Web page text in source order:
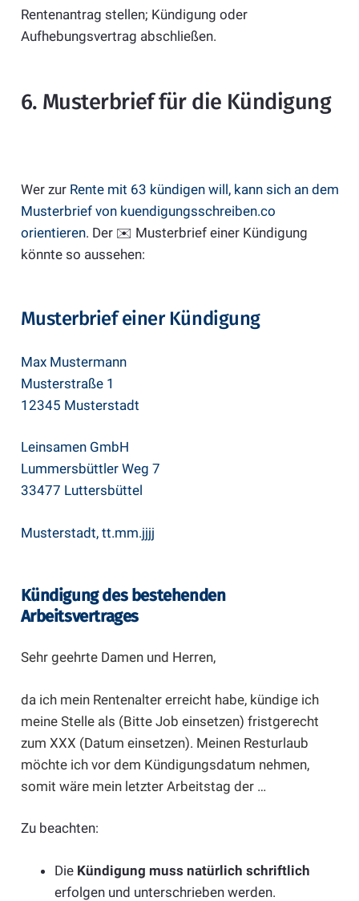
Rentenantrag stellen; Kündigung oder
Aufhebungsvertrag abschließen.
6. Musterbrief für die Kündigung
Wer zur Rente mit 63 kündigen will, kann sich an dem
Musterbrief von kuendigungsschreiben.co
orientieren. Der ✉️ Musterbrief einer Kündigung
könnte so aussehen:
Musterbrief einer Kündigung
Max Mustermann
Musterstraße 1
12345 Musterstadt
Leinsamen GmbH
Lummersbüttler Weg 7
33477 Luttersbüttel
Musterstadt, tt.mm.jjjj
Kündigung des bestehenden
Arbeitsvertrages
Sehr geehrte Damen und Herren,
da ich mein Rentenalter erreicht habe, kündige ich
meine Stelle als (Bitte Job einsetzen) fristgerecht
zum XXX (Datum einsetzen). Meinen Resturlaub
möchte ich vor dem Kündigungsdatum nehmen,
somit wäre mein letzter Arbeitstag der …
Zu beachten:
Die Kündigung muss natürlich schriftlich
erfolgen und unterschrieben werden.